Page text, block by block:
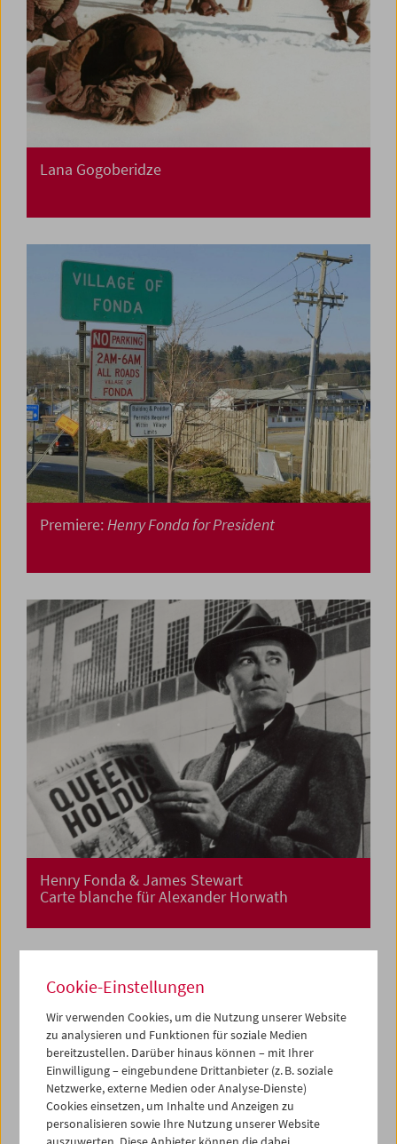
Lana Gogoberidze
Premiere:Henry Fonda for President
Henry Fonda & James Stewart
Carte blanche für Alexander Horwath
Cookie-Einstellungen
Wir verwenden Cookies, um die Nutzung unserer Website
zu analysieren und Funktionen für soziale Medien
bereitzustellen. Darüber hinaus können – mit Ihrer
Einwilligung – eingebundene Drittanbieter (z. B. soziale
Netzwerke, externe Medien oder Analyse-Dienste)
Cookies einsetzen, um Inhalte und Anzeigen zu
personalisieren sowie Ihre Nutzung unserer Website